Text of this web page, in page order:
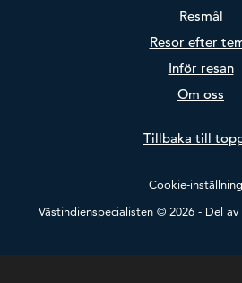
Resmål
Resor efter
Inför resan
Om oss
Tillbaka till
Cookie-
Västindienspecialisten © 2026 - Del av